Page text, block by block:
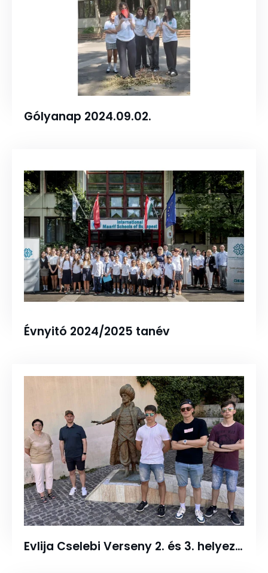
Gólyanap 2024.09.02.
Évnyitó 2024/2025 tanév
Evlija Cselebi Verseny 2. és 3. helyezett élménybeszámolók (2024.07.17.)